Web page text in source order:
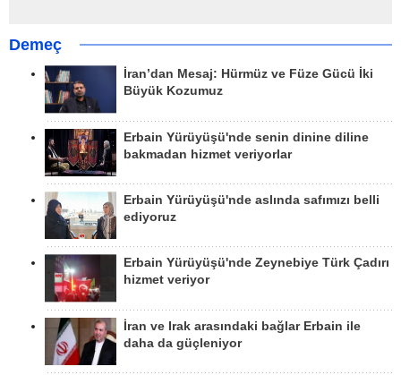
Demeç
İran’dan Mesaj: Hürmüz ve Füze Gücü İki
Büyük Kozumuz
Erbain Yürüyüşü'nde senin dinine diline
bakmadan hizmet veriyorlar
Erbain Yürüyüşü'nde aslında safımızı belli
ediyoruz
Erbain Yürüyüşü'nde Zeynebiye Türk Çadırı
hizmet veriyor
İran ve Irak arasındaki bağlar Erbain ile
daha da güçleniyor